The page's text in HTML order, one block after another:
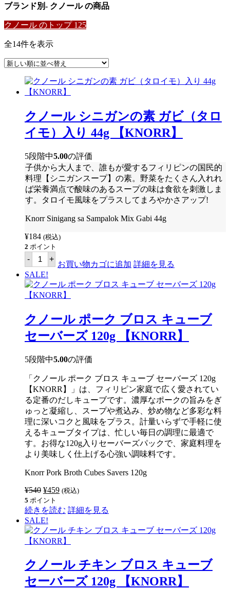
ブランド別- クノール の商品
クノール のトップ 125
全14件を表示新
い
クノール シニガンの素 ガビ（タロ
イモ）入り 44g 【KNORR】
5段階中5.00の評価
子供から大人まで、誰もが愛するフィリピンの国民的
料理【シニガンスープ】の素。野菜をたくさん入れれ
ば栄養満点で酸味のあるスープの味は食欲を刺激しま
す。タロイモ風味をプラスしてまろやかさアップ!
Knorr Sinigang sa Sampalok Mix Gabi 44g
¥184 (税込)
2 ポイント
- ク
ノ
ー
ル
シ
ニ
の
ガ
（タ
ロ
モ）
入
り
44g
【KNORR】
個
+
お買い物カゴに追加 詳細を見る
SALE!
クノール ポーク ブロス キューブ
セーバーズ 120g 【KNORR】
5段階中5.00の評価
「クノール ポーク ブロス キューブ セーバーズ 120g
【KNORR】」は、フィリピン家庭で広く愛されてい
る定番のだしキューブです。濃厚なポークの旨みをぎ
ゅっと凝縮し、スープや煮込み、炒め物など多彩な料
理に深いコクと風味をプラス。計量いらずで手軽に使
えるキューブタイプは、忙しい毎日の調理に最適で
す。お得な120g入りセーバーズパックで、家庭料理を
より美味しく仕上げる心強い調味料です。
Knorr Pork Broth Cubes Savers 120g
¥540 元
の
価
格
は
¥540
し
¥459現
の
格
は
で
す。
(税込)
5 ポイント
続きを読む 詳細を見る
SALE!
クノール チキン ブロス キューブ
セーバーズ 120g 【KNORR】